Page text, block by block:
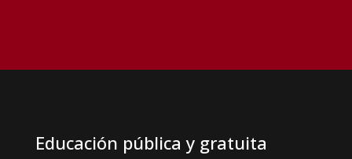
Educación pública y gratuita